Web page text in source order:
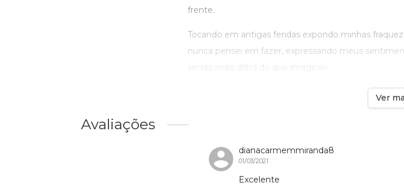
frente.
Tocando em antigas feridas expondo minhas
nunca pensei em fazer, expressando meus
Ver
Avaliações
dianacarmemmiranda8
01/03/2021
Excelente